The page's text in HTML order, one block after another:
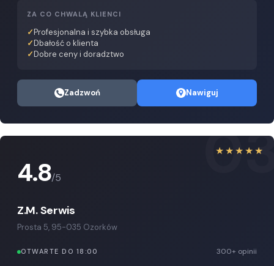
ZA CO CHWALĄ KLIENCI
Profesjonalna i szybka obsługa
Dbałość o klienta
Dobre ceny i doradztwo
Zadzwoń Nawiguj
★★★★★
4.8/5
Z.M. Serwis
Prosta 5, 95-035 Ozorków
OTWARTE DO 18:00 300+ opinii